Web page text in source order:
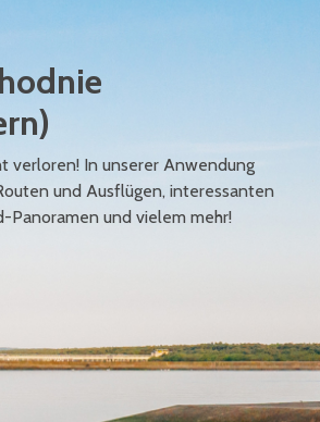
verloren! In unserer Anwendung
und Ausflügen, interessanten
und vielem mehr!